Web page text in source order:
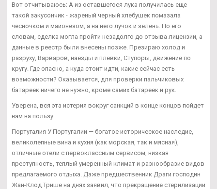
Вот отчитываюсь: А из оставшегося лука получилась еще
такой закусончик - жареный черный хлебушек помазала
чесночком и майонезом, а на него лучок и зелень. По его
словам, сделка могла пройти незадолго до отзыва лицензии, а
данные в реестр были внесены позже. Презираю холод и
разруху, Варваров, наезды и плевки, Ступоры, движение по
кругу. Где опасно, а куда стоит идти, какие сейчас есть
возможности? Оказывается, для проверки пальчиковых
батареек ничего не нужно, кроме самих батареек и рук.
Уверена, вся эта истерия вокруг санкций в конце концов пойдет
нам на пользу.
Португалия У Португалии — богатое историческое наследие,
великолепные вина и кухня (как морская, так и мясная),
отличные отели с первоклассным сервисом, низкая
преступность, теплый умеренный климат и разнообразие видов
предлагаемого отдыха. Даже предшественник Драги господин
Жан-Клод Трише на днях заявил, что прекращение стерилизации